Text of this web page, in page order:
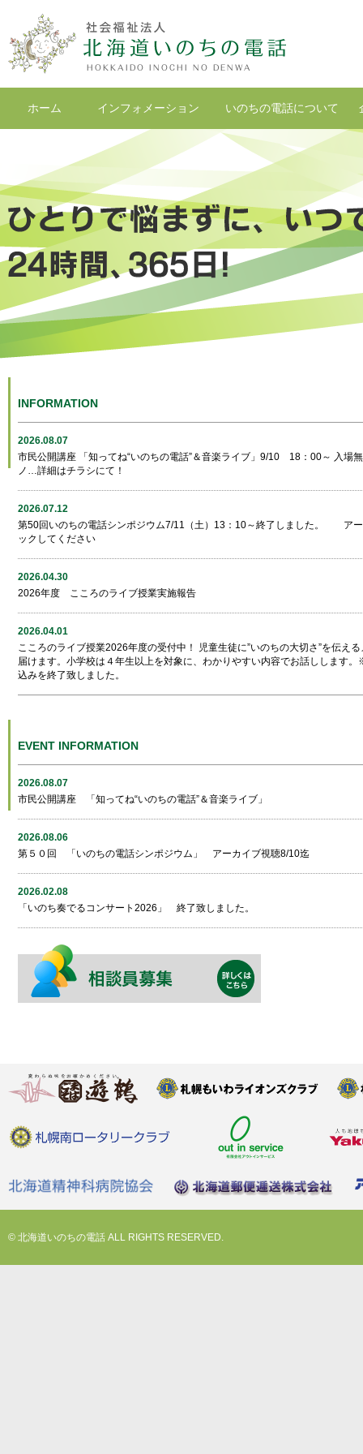
ホーム インフォメーション いのちの電話について
INFORMATION
2026.08.07
市民公開講座 「知ってね“いのちの電話”＆音楽ライブ」9/10 18：00～ 入
ノ…詳細はチラシにて！
2026.07.12
第50回いのちの電話シンポジウム7/11（土）13：10～終了しました。 ア
ックしてください
2026.04.30
2026年度 こころのライブ授業実施報告
2026.04.01
こころのライブ授業2026年度の受付中！ 児童生徒に”いのちの大切さ”を伝え
届けます。小学校は４年生以上を対象に、わかりやすい内容でお話しします
込みを終了致しました。
EVENT INFORMATION
2026.08.07
市民公開講座 「知ってね“いのちの電話”＆音楽ライブ」
2026.08.06
第５０回 「いのちの電話シンポジウム」 アーカイブ視聴8/10迄
2026.02.08
「いのち奏でるコンサート2026」 終了致しました。
© 北海道いのちの電話 ALL RIGHTS RESERVED.